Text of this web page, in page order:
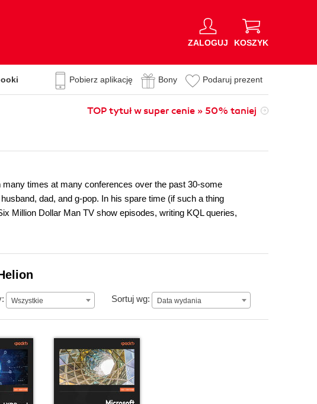
ZALOGUJ KOSZYK
Pobierz aplikację Bony Podaruj prezent
TOP tytuł w super cenie » 50% taniej
times at many conferences over the past 30-some
dad, and g-pop. In his spare time (if such a thing
Million Dollar Man TV show episodes, writing KQL queries,
Wszystkie Sortuj wg: Data wydania
Data wydania